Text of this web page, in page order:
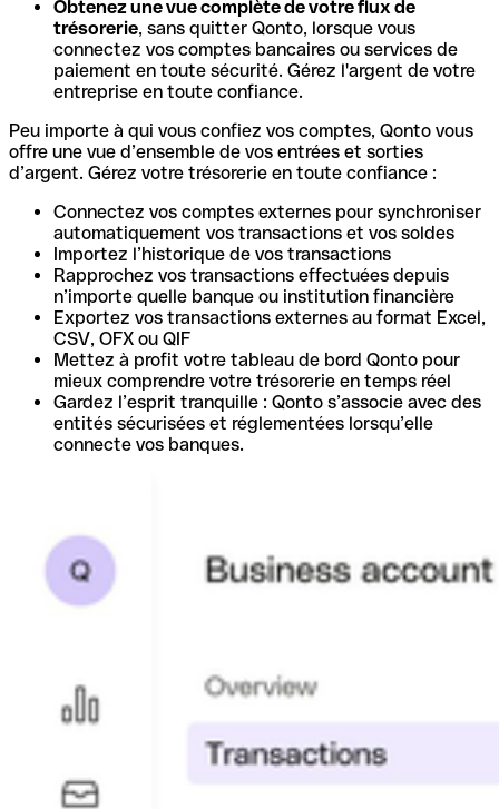
Obtenez une vue complète de votre flux de
trésorerie, sans quitter Qonto, lorsque vous
connectez vos comptes bancaires ou services de
paiement en toute sécurité. Gérez l'argent de votre
entreprise en toute confiance.
Peu importe à qui vous confiez vos comptes, Qonto vous
offre une vue d’ensemble de vos entrées et sorties
d’argent. Gérez votre trésorerie en toute confiance :
Connectez vos comptes externes pour synchroniser
automatiquement vos transactions et vos soldes
Importez l’historique de vos transactions
Rapprochez vos transactions effectuées depuis
n’importe quelle banque ou institution financière
Exportez vos transactions externes au format Excel,
CSV, OFX ou QIF
Mettez à profit votre tableau de bord Qonto pour
mieux comprendre votre trésorerie en temps réel
Gardez l’esprit tranquille : Qonto s’associe avec des
entités sécurisées et réglementées lorsqu’elle
connecte vos banques.